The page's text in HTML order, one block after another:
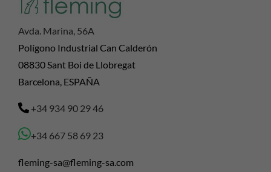
Avda. Marina, 56A
Polígono Industrial Can Calderón
08830 Sant Boi de Llobregat
Barcelona, ESPAÑA
+34 934 90 29 46
+34 667 58 69 23
fleming-sa@fleming-sa.com